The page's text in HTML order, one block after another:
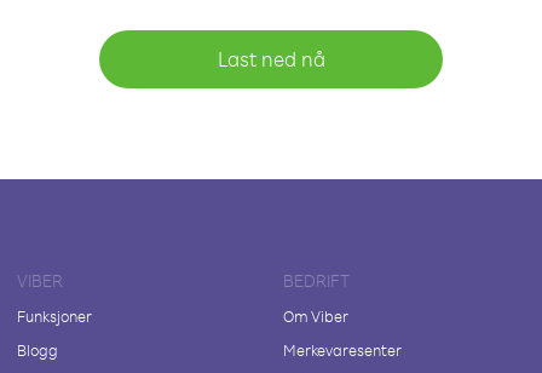
Last ned nå
VIBER
Funksjoner
Blogg
BEDRIFT
Om Viber
Merkevaresenter